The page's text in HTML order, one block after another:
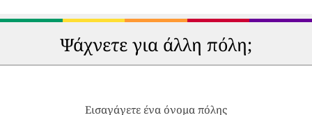
Ψάχνετε για άλλη πόλη;
Εισαγάγετε ένα όνομα πόλης